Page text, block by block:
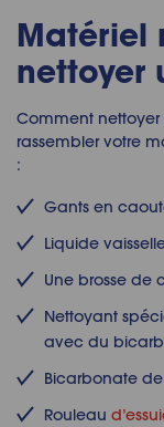
Matériel
nettoyer
Comment nettoyer
rassembler votre
:
Gants en
Liquide
Une brosse de
Nettoyant
avec du
Bicarbonate
Rouleau